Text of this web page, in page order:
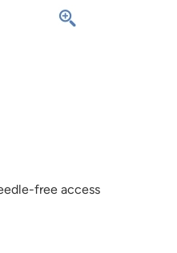
free access